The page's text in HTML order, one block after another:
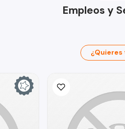
Empleos y
¿Quieres